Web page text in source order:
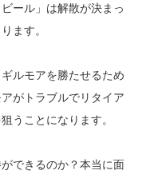
ール」は解散が決まっ
ます。
ルモアを勝たせるため
がトラブルでリタイア
うことになります。
できるのか？本当に面